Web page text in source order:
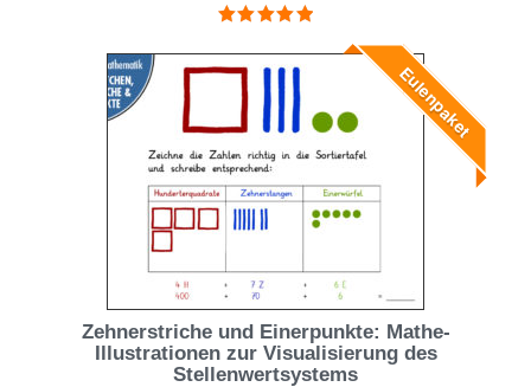
5.00von 5 Eulenpaket
Zehnerstriche und Einerpunkte: Mathe-
Illustrationen zur Visualisierung des
Stellenwertsystems